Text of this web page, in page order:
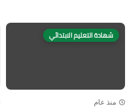
شهادة التعليم الابتدائي
منذ عام